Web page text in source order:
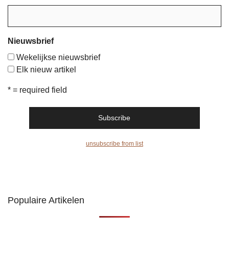
Nieuwsbrief
Wekelijkse nieuwsbrief
Elk nieuw artikel
* = required field
unsubscribe from list
Populaire Artikelen